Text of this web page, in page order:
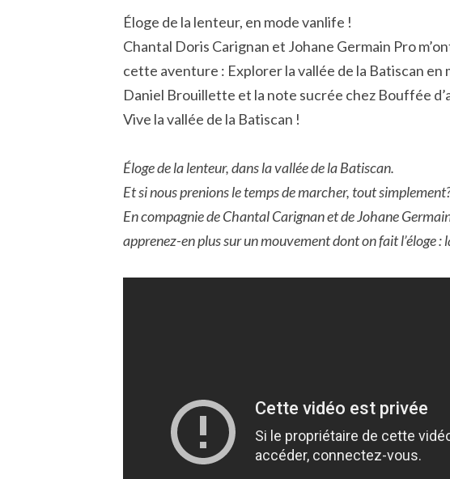
Éloge de la lenteur, en mode vanlife !
Chantal Doris Carignan et Johane Germain Pro
cette aventure : Explorer la vallée de la Batiscan en
Daniel Brouillette et la note sucrée chez Bouffée
Vive la vallée de la Batiscan !
Éloge de la lenteur, dans la vallée de la Batiscan.
Et si nous prenions le temps de marcher, tout
En compagnie de Chantal Carignan et de Johane
apprenez-en plus sur un mouvement dont on fait l’éloge :